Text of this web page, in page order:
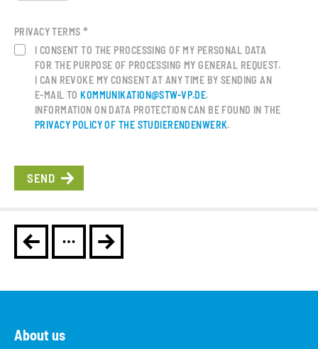
PRIVACY TERMS*
I CONSENT TO THE PROCESSING OF MY PERSONAL DATA
FOR THE PURPOSE OF PROCESSING MY GENERAL REQUEST.
I CAN REVOKE MY CONSENT AT ANY TIME BY SENDING AN
E-MAIL TOKOMMUNIKATION@STW-VP.DE.
INFORMATION ON DATA PROTECTION CAN BE FOUND IN THE
PRIVACY POLICY OF THE STUDIERENDENWERK.
About us